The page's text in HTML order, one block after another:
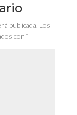
publicada. Los
con*